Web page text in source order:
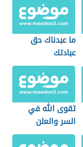
ما عبدناك حق
عبادتك
تقوى الله في
السر والعلن